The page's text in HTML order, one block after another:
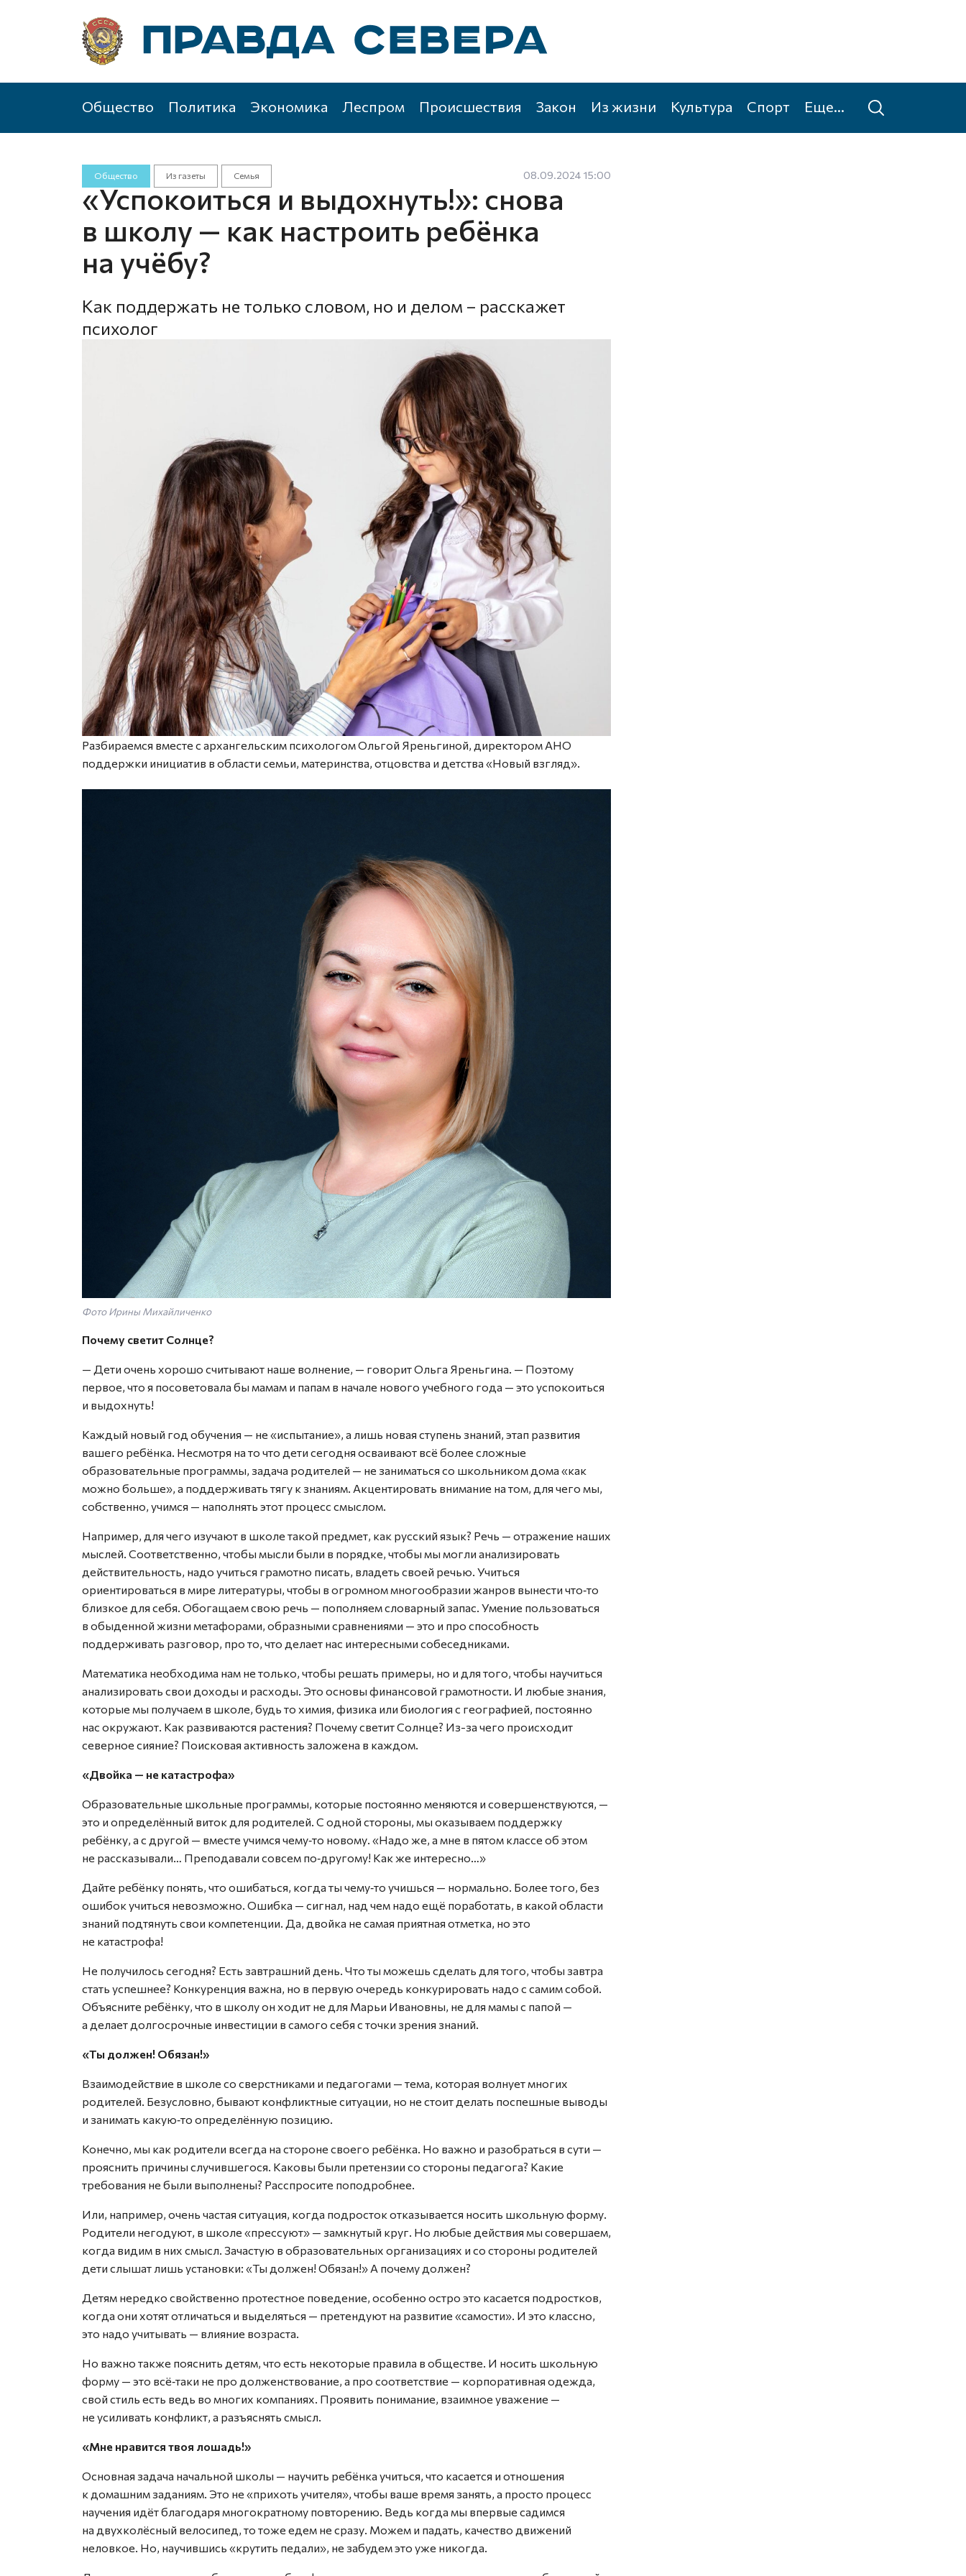
Общество Политика Экономика Леспром Происшествия Закон Из жизни Культура Спорт Еще...
Общество Из газеты Семья 08.09.2024 15:00
«Успокоиться и выдохнуть!»: снова
в школу — как настроить ребёнка
на учёбу?
Как поддержать не только словом, но и делом – расскажет
психолог
Разбираемся вместе с архангельским психологом Ольгой Яреньгиной, директором АНО
поддержки инициатив в области семьи, материнства, отцовства и детства «Новый взгляд».
Фото Ирины Михайличенко
Почему светит Солнце?
— Дети очень хорошо считывают наше волнение, — говорит Ольга Яреньгина. — Поэтому
первое, что я посоветовала бы мамам и папам в начале нового учебного года — это успокоиться
и выдохнуть!
Каждый новый год обучения — не «испытание», а лишь новая ступень знаний, этап развития
вашего ребёнка. Несмотря на то что дети сегодня осваивают всё более сложные
образовательные программы, задача родителей — не заниматься со школьником дома «как
можно больше», а поддерживать тягу к знаниям. Акцентировать внимание на том, для чего мы,
собственно, учимся — наполнять этот процесс смыслом.
Например, для чего изучают в школе такой предмет, как русский язык? Речь — отражение наших
мыслей. Соответственно, чтобы мысли были в порядке, чтобы мы могли анализировать
действительность, надо учиться грамотно писать, владеть своей речью. Учиться
ориентироваться в мире литературы, чтобы в огромном многообразии жанров вынести что‑то
близкое для себя. Обогащаем свою речь — пополняем словарный запас. Умение пользоваться
в обыденной жизни метафорами, образными сравнениями — это и про способность
поддерживать разговор, про то, что делает нас интересными собеседниками.
Математика необходима нам не только, чтобы решать примеры, но и для того, чтобы научиться
анализировать свои доходы и расходы. Это основы финансовой грамотности. И любые знания,
которые мы получаем в школе, будь то химия, физика или биология с географией, постоянно
нас окружают. Как развиваются растения? Почему светит Солнце? Из-за чего происходит
северное сияние? Поисковая активность заложена в каждом.
«Двойка — не катастрофа»
Образовательные школьные программы, которые постоянно меняются и совершенствуются, —
это и определённый виток для родителей. С одной стороны, мы оказываем поддержку
ребёнку, а с другой — вместе учимся чему‑то новому. «Надо же, а мне в пятом классе об этом
не рассказывали… Преподавали совсем по‑другому! Как же интересно…»
Дайте ребёнку понять, что ошибаться, когда ты чему‑то учишься — нормально. Более того, без
ошибок учиться невозможно. Ошибка — сигнал, над чем надо ещё поработать, в какой области
знаний подтянуть свои компетенции. Да, двойка не самая приятная отметка, но это
не катастрофа!
Не получилось сегодня? Есть завтрашний день. Что ты можешь сделать для того, чтобы завтра
стать успешнее? Конкуренция важна, но в первую очередь конкурировать надо с самим собой.
Объясните ребёнку, что в школу он ходит не для Марьи Ивановны, не для мамы с папой —
а делает долгосрочные инвестиции в самого себя с точки зрения знаний.
«Ты должен! Обязан!»
Взаимодействие в школе со сверстниками и педагогами — тема, которая волнует многих
родителей. Безусловно, бывают конфликтные ситуации, но не стоит делать поспешные выводы
и занимать какую‑то определённую позицию.
Конечно, мы как родители всегда на стороне своего ребёнка. Но важно и разобраться в сути —
прояснить причины случившегося. Каковы были претензии со стороны педагога? Какие
требования не были выполнены? Расспросите поподробнее.
Или, например, очень частая ситуация, когда подросток отказывается носить школьную форму.
Родители негодуют, в школе «прессуют» — замкнутый круг. Но любые действия мы совершаем,
когда видим в них смысл. Зачастую в образовательных организациях и со стороны родителей
дети слышат лишь установки: «Ты должен! Обязан!» А почему должен?
Детям нередко свойственно протестное поведение, особенно остро это касается подростков,
когда они хотят отличаться и выделяться — претендуют на развитие «самости». И это классно,
это надо учитывать — влияние возраста.
Но важно также пояснить детям, что есть некоторые правила в обществе. И носить школьную
форму — это всё‑таки не про долженствование, а про соответствие — корпоративная одежда,
свой стиль есть ведь во многих компаниях. Проявить понимание, взаимное уважение —
не усиливать конфликт, а разъяснять смысл.
«Мне нравится твоя лошадь!»
Основная задача начальной школы — научить ребёнка учиться, что касается и отношения
к домашним заданиям. Это не «прихоть учителя», чтобы ваше время занять, а просто процесс
научения идёт благодаря многократному повторению. Ведь когда мы впервые садимся
на двухколёсный велосипед, то тоже едем не сразу. Можем и падать, качество движений
неловкое. Но, научившись «крутить педали», не забудем это уже никогда.